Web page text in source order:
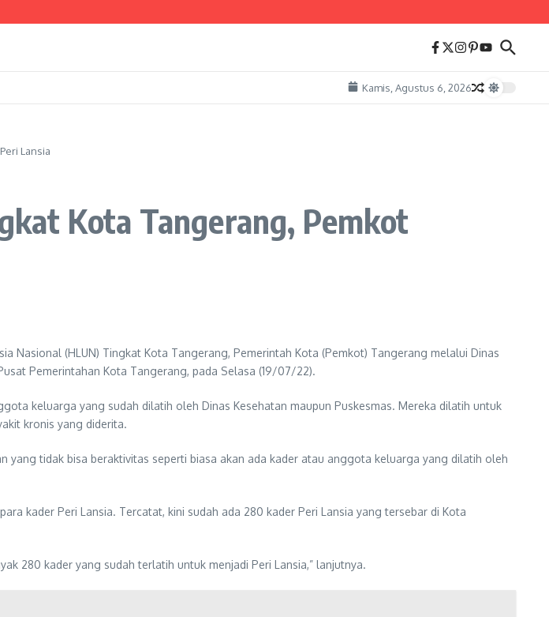
Lingkungan
Kamis, Agustus 6, 2026
Lansia
Kota Tangerang, Pemkot
Nasional (HLUN) Tingkat Kota Tangerang, Pemerintah Kota (Pemkot) Tangerang melalui Dinas
Pemerintahan Kota Tangerang, pada Selasa (19/07/22).
keluarga yang sudah dilatih oleh Dinas Kesehatan maupun Puskesmas. Mereka dilatih untuk
kronis yang diderita.
yang tidak bisa beraktivitas seperti biasa akan ada kader atau anggota keluarga yang dilatih oleh
kader Peri Lansia. Tercatat, kini sudah ada 280 kader Peri Lansia yang tersebar di Kota
280 kader yang sudah terlatih untuk menjadi Peri Lansia,” lanjutnya.